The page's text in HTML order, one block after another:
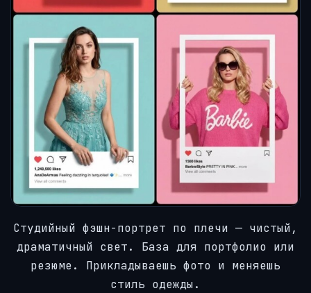
Студийный фэшн-портрет по плечи — чистый,
драматичный свет. База для портфолио или
резюме. Прикладываешь фото и меняешь
стиль одежды.